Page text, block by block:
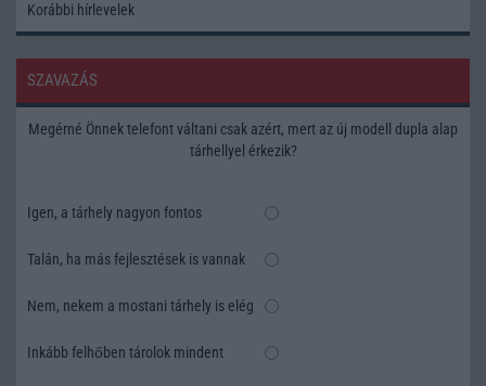
Korábbi hírlevelek
SZAVAZÁS
Megérné Önnek telefont váltani csak azért, mert az új modell dupla alap
tárhellyel érkezik?
Igen, a tárhely nagyon fontos
Talán, ha más fejlesztések is vannak
Nem, nekem a mostani tárhely is elég
Inkább felhőben tárolok mindent